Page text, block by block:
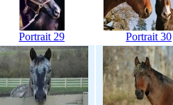
Portrait 29 Portrait 30